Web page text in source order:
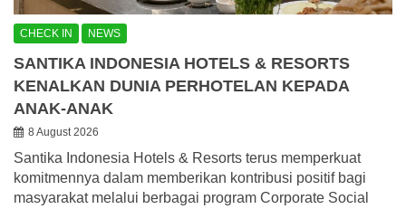
CHECK IN NEWS
SANTIKA INDONESIA HOTELS & RESORTS
KENALKAN DUNIA PERHOTELAN KEPADA
ANAK-ANAK
8 August 2026
Santika Indonesia Hotels & Resorts terus memperkuat
komitmennya dalam memberikan kontribusi positif bagi
masyarakat melalui berbagai program Corporate Social